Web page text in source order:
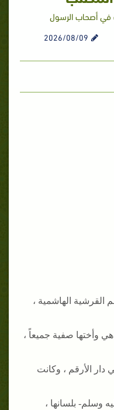
في أصحاب الرسول
2026/08/09
الهاشمية ،
وأختها صفية جميعاً ،
دار الأرقم ، وكانت
وسلم- بلسانها ،